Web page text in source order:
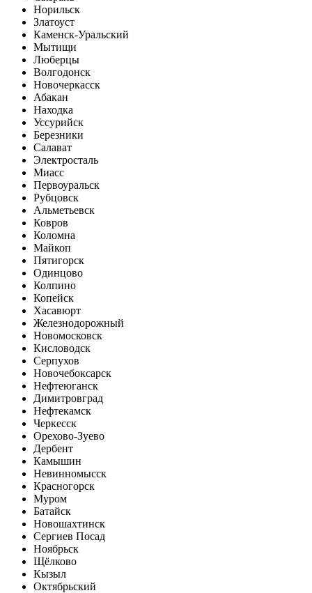
Норильск
Златоуст
Каменск-Уральский
Мытищи
Люберцы
Волгодонск
Новочеркасск
Абакан
Находка
Уссурийск
Березники
Салават
Электросталь
Миасс
Первоуральск
Рубцовск
Альметьевск
Ковров
Коломна
Майкоп
Пятигорск
Одинцово
Колпино
Копейск
Хасавюрт
Железнодорожный
Новомосковск
Кисловодск
Серпухов
Новочебоксарск
Нефтеюганск
Димитровград
Нефтекамск
Черкесск
Орехово-Зуево
Дербент
Камышин
Невинномысск
Красногорск
Муром
Батайск
Новошахтинск
Сергиев Посад
Ноябрьск
Щёлково
Кызыл
Октябрьский